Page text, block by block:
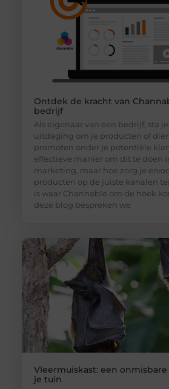
Ontdek de kracht van
bedrijf
Als eigenaar van een bedrijf, sta
uitdaging om je producten of
promoten onder je potentiële
effectieve manier om dit te doen
marketing, maar hoe zorg je
producten op de juiste kanalen
is waar Channable om de hoek
deze blog bespreken we
Vleermuiskast: een
je tuin